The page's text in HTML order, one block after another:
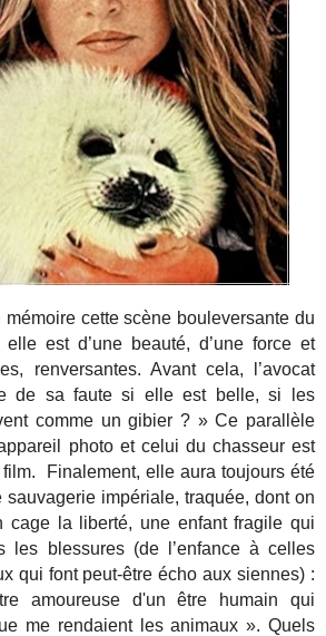
cette scène bouleversante du
est d’une beauté, d’une force et
renversantes. Avant cela, l’avocat
de sa faute si elle est belle, si les
comme un gibier ? » Ce parallèle
photo et celui du chasseur est
Finalement, elle aura toujours été
sauvagerie impériale, traquée, dont on
cage la liberté, une enfant fragile qui
les blessures (de l’enfance à celles
qui font peut-être écho aux siennes) :
amoureuse d'un être humain qui
me rendaient les animaux ». Quels